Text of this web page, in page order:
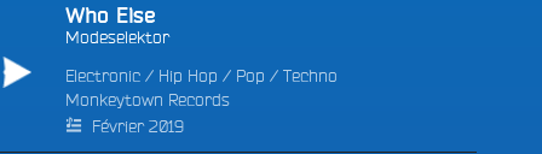
Who Else
Modeselektor
Electronic / Hip Hop / Pop / Techno
Monkeytown Records
Février 2019